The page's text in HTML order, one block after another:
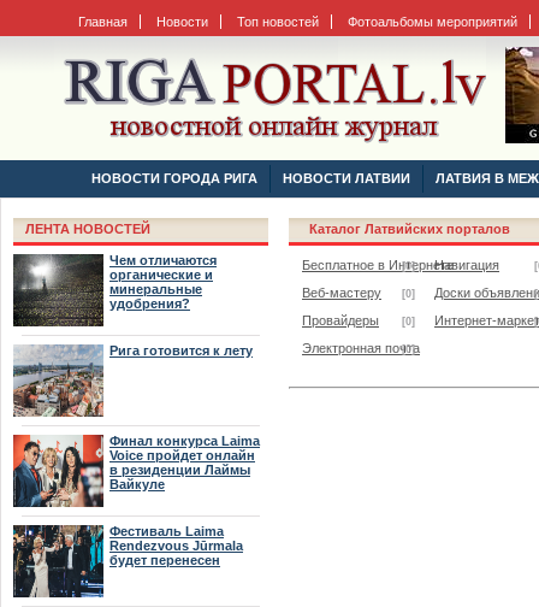
Главная Новости Топ новостей Фотоальбомы мероприятий
НОВОСТИ ГОРОДА РИГА НОВОСТИ ЛАТВИИ ЛАТВИЯ В
ЛЕНТА НОВОСТЕЙ
Чем отличаются
органические и
минеральные
удобрения?
Рига готовится к лету
Финал конкурса Laima
Voice пройдет онлайн
в резиденции Лаймы
Вайкуле
Фестиваль Laima
Rendezvous Jūrmala
будет перенесен
Каталог Латвийских порталов
Бесплатное в Интернете
[0] Навигация
Веб-мастеру [0] Доски
Провайдеры [0] Интернет-
Электронная почта
[0]